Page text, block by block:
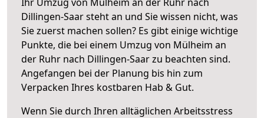
Dillingen-Saar steht an und Sie wissen nicht, was
Sie zuerst machen sollen? Es gibt einige wichtige
Punkte, die bei einem Umzug von Mülheim an
der Ruhr nach Dillingen-Saar zu beachten sind.
Angefangen bei der Planung bis hin zum
Verpacken Ihres kostbaren Hab & Gut.
Wenn Sie durch Ihren alltäglichen Arbeitsstress